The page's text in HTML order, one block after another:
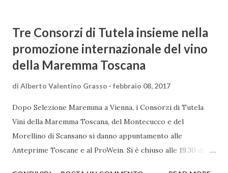
Tre Consorzi di Tutela insieme nella
promozione internazionale del vino
della Maremma Toscana
di Alberto Valentino Grasso febbraio 08, 2017
Dopo Selezione Maremma a Vienna, i Consorzi di Tutela
Vini della Maremma Toscana, del Montecucco e del
Morellino di Scansano si danno appuntamento alle
Anteprime Toscane e al ProWein. Si è chiuso alle 19.30 di